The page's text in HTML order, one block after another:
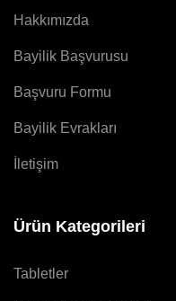
Hakkımızda
Bayilik Başvurusu
Başvuru Formu
Bayilik Evrakları
İletişim
Ürün Kategorileri
Tabletler